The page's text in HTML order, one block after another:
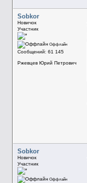
Sobkor
Новичок
Участник
Оффлайн
Сообщений: 61 145
Ржевцев Юрий Петрович
Sobkor
Новичок
Участник
Оффлайн